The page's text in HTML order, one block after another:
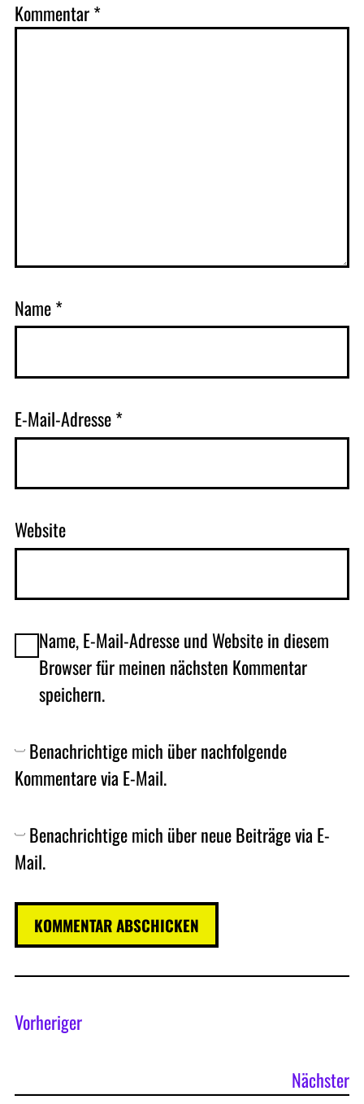
Kommentar*
Name*
E-Mail-Adresse*
Website
Name, E-Mail-Adresse und Website in diesem
Browser für meinen nächsten Kommentar
speichern.
Benachrichtige mich über nachfolgende
Kommentare via E-Mail.
Benachrichtige mich über neue Beiträge via E-
Mail.
Vorheriger
Nächster